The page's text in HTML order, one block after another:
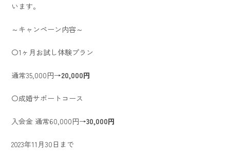
います。
～キャンペーン内容～
〇1ヶ月お試し体験プラン
通常35,000円→20,000円
〇成婚サポートコース
入会金 通常60,000円→30,000円
2023年11月30日まで